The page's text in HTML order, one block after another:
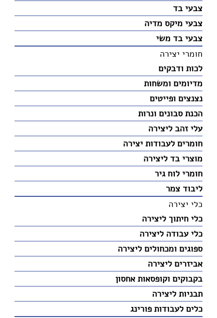
צבעי בד
צבעי מיקס מדיה
צבעי בד משי
חומרי יצירה
לכות ודבקים
מדיומים ומשחות
נצנצים ופייטים
הכנת סבונים ונרות
עלי זהב ליצירה
חומרים לעבודות יצירה
מוצרי בד ליצירה
חומרי לוח גיר
ליבוד צמר
כלי יצירה
כלי חיתוך ליצירה
כלי עבודה ליצירה
ספוגים ומכחולים ליצירה
אביזרים ליצירה
בקבוקים וקופסאות אחסון
תבניות ליצירה
כלים לעבודות פורינג